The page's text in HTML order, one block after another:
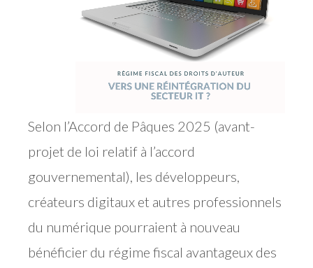
Selon l’Accord de Pâques 2025 (avant-
projet de loi relatif à l’accord
gouvernemental), les développeurs,
créateurs digitaux et autres professionnels
du numérique pourraient à nouveau
bénéficier du régime fiscal avantageux des